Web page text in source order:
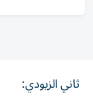
ثاني الزيودي: